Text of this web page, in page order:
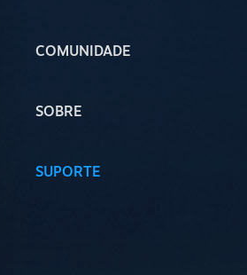
COMUNIDADE
SOBRE
SUPORTE